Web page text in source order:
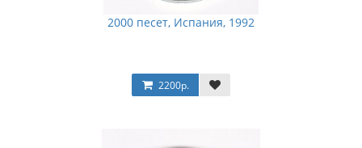
2000 песет, Испания, 1992
2200р.